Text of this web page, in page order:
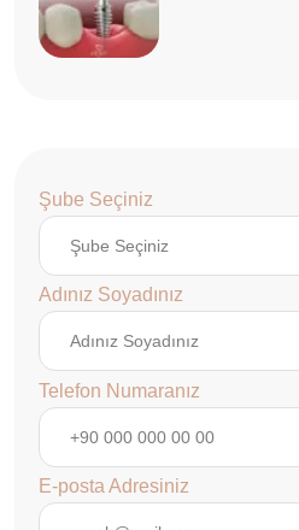
Şube Seçiniz
Adınız Soyadınız
Telefon Numaranız
E-posta Adresiniz